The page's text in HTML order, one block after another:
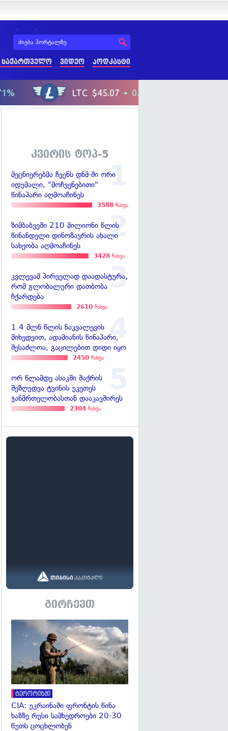
საქართველო ვიდეო პოდკასტი
კვირის ტოპ-5
მეცნიერებმა ჩვენს დნმ-ში ორი
იდუმალი, "მოჩვენებითი"
წინაპარი აღმოაჩინეს
3588 ნახვა
ზიმბაბვეში 210 მილიონი წლის
წინანდელი დინოზავრის ახალი
სახეობა აღმოაჩინეს
3428 ნახვა
კვლევამ პირველად დაადასტურა,
რომ გლობალური დათბობა
ჩქარდება
2610 ნახვა
1.4 მლნ წლის ნაკვალევის
მიხედვით, ადამიანის წინაპარი,
შესაძლოა, გაცილებით დიდი იყო
2450 ნახვა
ორ წლამდე ასაკში შაქრის
შეზღუდვა ტვინის უკეთეს
ჯანმრთელობასთან დააკავშირეს
2304 ნახვა
გირჩევთ
ტერორიზმი
CIA: უკრაინაში ფრონტის წინა
ხაზზე რუსი სამხედროები 20-30
წუთს ცოცხლობენ